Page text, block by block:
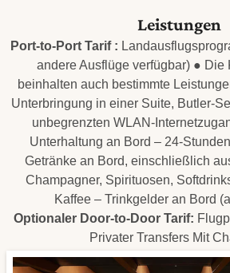
Leistungen
Port-to-Port Tarif :
andere Ausflüge verfügbar) ● Die
beinhalten auch bestimmte
Unterbringung in einer Suite, Butler-
unbegrenzten WLAN-
Unterhaltung an Bord – 24-
Getränke an Bord, einschließlich
Champagner, Spirituosen,
Kaffee – Trinkgelder an Bord
Optionaler Door-to-Door Tarif:
Privater Transfers Mit